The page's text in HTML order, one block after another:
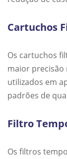
Cartuchos
Os cartuchos
maior precisão
utilizados em
padrões de
Filtro
Os filtros